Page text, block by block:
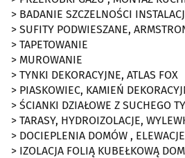
> BADANIE SZCZELNOŚCI
> SUFITY PODWIESZANE,
> TAPETOWANIE
> MUROWANIE
> TYNKI DEKORACYJNE, ATLAS FOX
> PIASKOWIEC, KAMIEŃ
> ŚCIANKI DZIAŁOWE Z SUCHEGO
> TARASY, HYDROIZOLACJE,
> DOCIEPLENIA DOMÓW , ELEWACJE
> IZOLACJA FOLIĄ KUBEŁKOWĄ